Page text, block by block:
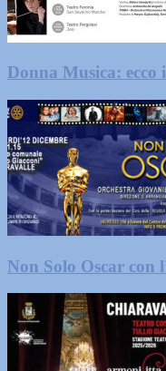
Donna Musica:
Non Solo Oscar con